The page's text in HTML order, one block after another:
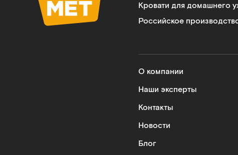
Кровати для домашнего
Российское
О компании
Наши эксперты
Контакты
Новости
Блог